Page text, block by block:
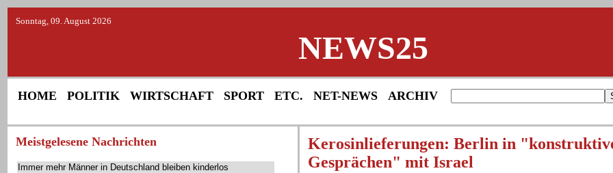
Sonntag, 09. August 2026
NEWS25
HOME POLITIK WIRTSCHAFT SPORT ETC. NET-NEWS ARCHIV
Meistgelesene Nachrichten
Immer mehr Männer in Deutschland bleiben kinderlos
Kerosinlieferungen: Berlin in
Gesprächen" mit Israel